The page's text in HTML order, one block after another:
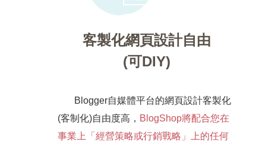
客製化網頁設計自由
(可DIY)
Blogger自媒體平台的網頁設計客製化
(客制化)自由度高， BlogShop將配合您在
事業上「經營策略或行銷戰略」上的任何